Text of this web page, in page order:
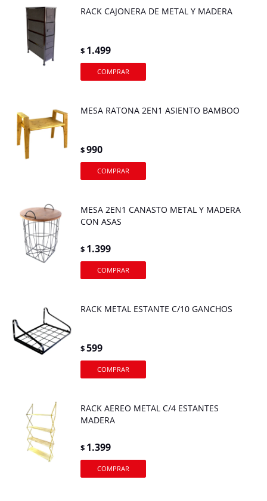
RACK CAJONERA DE METAL Y MADERA
$ 1.499
MESA RATONA 2EN1 ASIENTO BAMBOO
$990
MESA 2EN1 CANASTO METAL Y MADERA
CON ASAS
$ 1.399
RACK METAL ESTANTE C/10 GANCHOS
$599
RACK AEREO METAL C/4 ESTANTES
MADERA
$ 1.399